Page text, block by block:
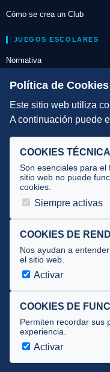
Cómo se crea un Club
JUEGOS ESCOLARES
Normativa
Escuelas de Triatlón
DIRECCIÓN TÉCNICA
Selecciones
Tecnificación
JUECES Y OFICIALES
Documentos
Cursos
Circulares oficiales
Convocatorias y
Av. José Atarés 101,
Política de Cookies
Este sitio web utiliza
A continuación puede
COOKIES
Son esenciales para el
sitio web no puede
cookies.
Siempre activas
COOKIES DE
Nos ayudan a
el sitio web.
Activar
COOKIES DE
Permiten recordar sus
experiencia.
Activar